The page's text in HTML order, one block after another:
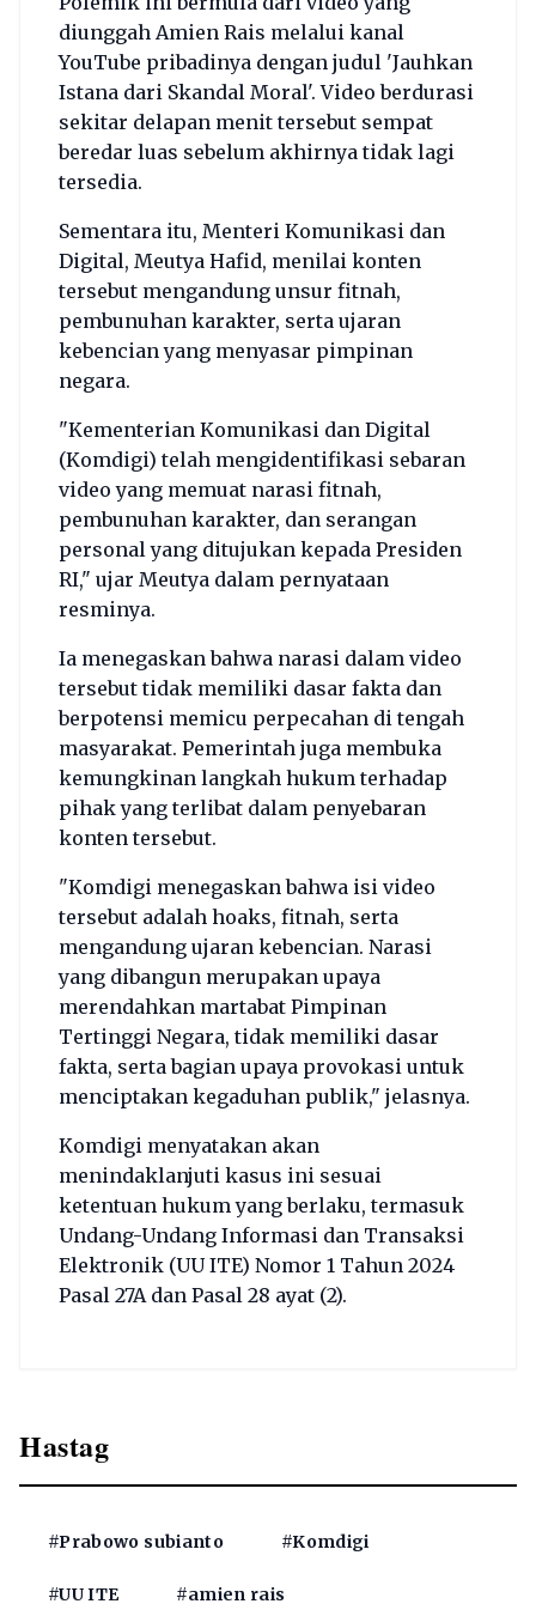
diunggah Amien Rais melalui kanal
YouTube pribadinya dengan judul 'Jauhkan
Istana dari Skandal Moral'. Video berdurasi
sekitar delapan menit tersebut sempat
beredar luas sebelum akhirnya tidak lagi
tersedia.
Sementara itu, Menteri Komunikasi dan
Digital, Meutya Hafid, menilai konten
tersebut mengandung unsur fitnah,
pembunuhan karakter, serta ujaran
kebencian yang menyasar pimpinan
negara.
"Kementerian Komunikasi dan Digital
(Komdigi) telah mengidentifikasi sebaran
video yang memuat narasi fitnah,
pembunuhan karakter, dan serangan
personal yang ditujukan kepada Presiden
RI," ujar Meutya dalam pernyataan
resminya.
Ia menegaskan bahwa narasi dalam video
tersebut tidak memiliki dasar fakta dan
berpotensi memicu perpecahan di tengah
masyarakat. Pemerintah juga membuka
kemungkinan langkah hukum terhadap
pihak yang terlibat dalam penyebaran
konten tersebut.
"Komdigi menegaskan bahwa isi video
tersebut adalah hoaks, fitnah, serta
mengandung ujaran kebencian. Narasi
yang dibangun merupakan upaya
merendahkan martabat Pimpinan
Tertinggi Negara, tidak memiliki dasar
fakta, serta bagian upaya provokasi untuk
menciptakan kegaduhan publik," jelasnya.
Komdigi menyatakan akan
menindaklanjuti kasus ini sesuai
ketentuan hukum yang berlaku, termasuk
Undang-Undang Informasi dan Transaksi
Elektronik (UU ITE) Nomor 1 Tahun 2024
Pasal 27A dan Pasal 28 ayat (2).
Hastag
#Prabowo subianto #Komdigi
#UU ITE #amien rais